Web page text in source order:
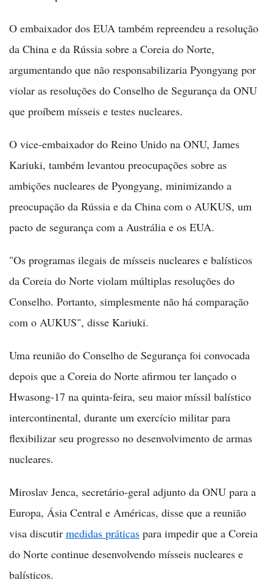
O embaixador dos EUA também repreendeu a resolução
da China e da Rússia sobre a Coreia do Norte,
argumentando que não responsabilizaria Pyongyang por
violar as resoluções do Conselho de Segurança da ONU
que proíbem mísseis e testes nucleares.
O vice-embaixador do Reino Unido na ONU, James
Kariuki, também levantou preocupações sobre as
ambições nucleares de Pyongyang, minimizando a
preocupação da Rússia e da China com o AUKUS, um
pacto de segurança com a Austrália e os EUA.
"Os programas ilegais de mísseis nucleares e balísticos
da Coreia do Norte violam múltiplas resoluções do
Conselho. Portanto, simplesmente não há comparação
com o AUKUS", disse Kariuki.
Uma reunião do Conselho de Segurança foi convocada
depois que a Coreia do Norte afirmou ter lançado o
Hwasong-17 na quinta-feira, seu maior míssil balístico
intercontinental, durante um exercício militar para
flexibilizar seu progresso no desenvolvimento de armas
nucleares.
Miroslav Jenca, secretário-geral adjunto da ONU para a
Europa, Ásia Central e Américas, disse que a reunião
visa discutir medidas práticas para impedir que a Coreia
do Norte continue desenvolvendo mísseis nucleares e
balísticos.